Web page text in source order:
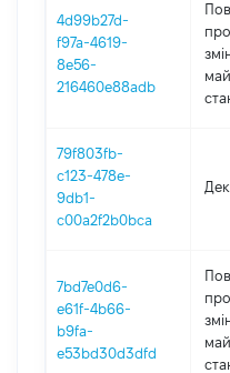
4d99b27d-
f97a-4619-
8e56-
216460e88adb
79f803fb-
c123-478e-
9db1-
c00a2f2b0bca
7bd7e0d6-
e61f-4b66-
b9fa-
e53bd30d3dfd